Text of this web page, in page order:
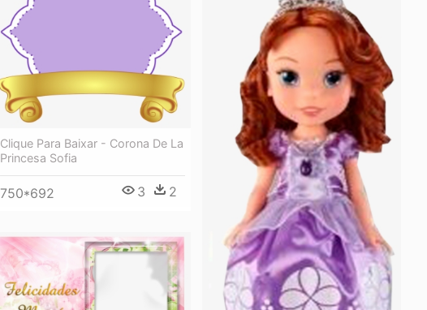
Clique Para Baixar - Corona De La
Princesa Sofia
750*692 3 2